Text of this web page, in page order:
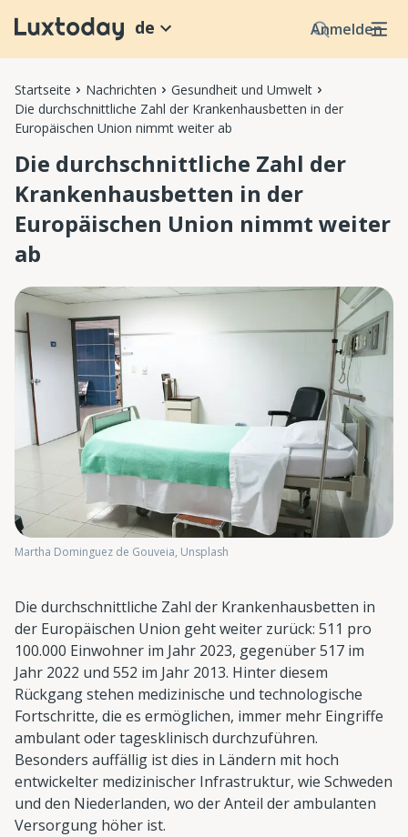
Anmelden
de
Startseite Nachrichten
Gesundheit und Umwelt
Die durchschnittliche Zahl der Krankenhausbetten in der
Europäischen Union nimmt weiter ab
Die durchschnittliche Zahl der
Krankenhausbetten in der
Europäischen Union nimmt weiter
ab
Martha Dominguez de Gouveia, Unsplash
Die durchschnittliche Zahl der Krankenhausbetten in
der Europäischen Union geht weiter zurück: 511 pro
100.000 Einwohner im Jahr 2023, gegenüber 517 im
Jahr 2022 und 552 im Jahr 2013. Hinter diesem
Rückgang stehen medizinische und technologische
Fortschritte, die es ermöglichen, immer mehr Eingriffe
ambulant oder tagesklinisch durchzuführen.
Besonders auffällig ist dies in Ländern mit hoch
entwickelter medizinischer Infrastruktur, wie Schweden
und den Niederlanden, wo der Anteil der ambulanten
Versorgung höher ist.